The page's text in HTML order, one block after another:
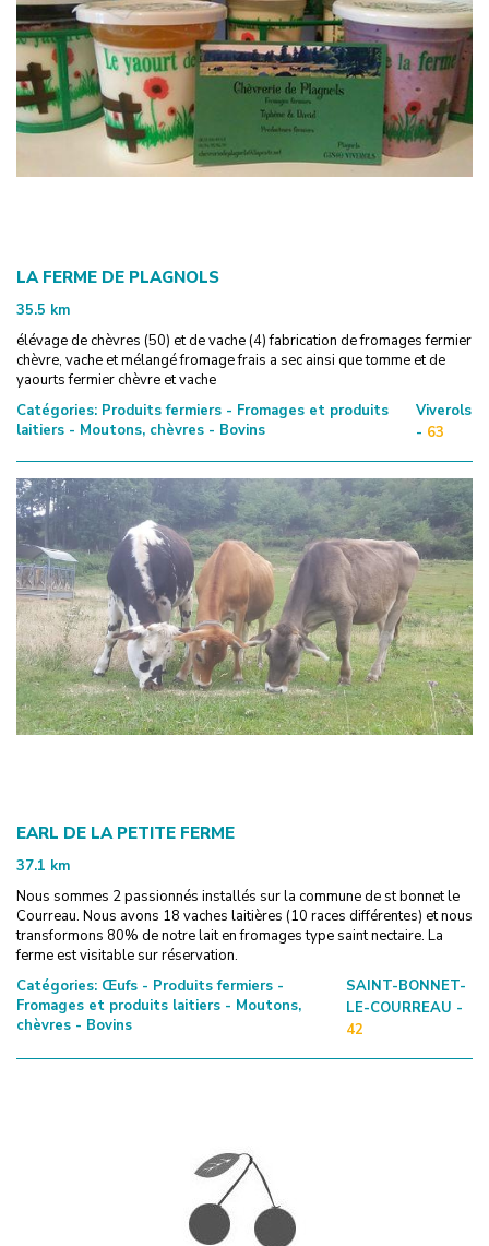
LA FERME DE PLAGNOLS
35.5 km
élévage de chèvres (50) et de vache (4) fabrication de fromages fermier
chèvre, vache et mélangé fromage frais a sec ainsi que tomme et de
yaourts fermier chèvre et vache
Catégories: Produits fermiers - Fromages et produits
laitiers - Moutons, chèvres - Bovins
Viverols
- 63
EARL DE LA PETITE FERME
37.1 km
Nous sommes 2 passionnés installés sur la commune de st bonnet le
Courreau. Nous avons 18 vaches laitières (10 races différentes) et nous
transformons 80% de notre lait en fromages type saint nectaire. La
ferme est visitable sur réservation.
Catégories: Œufs - Produits fermiers -
Fromages et produits laitiers - Moutons,
chèvres - Bovins
SAINT-BONNET-
LE-COURREAU -
42